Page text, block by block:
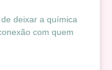
deixar a química
com quem